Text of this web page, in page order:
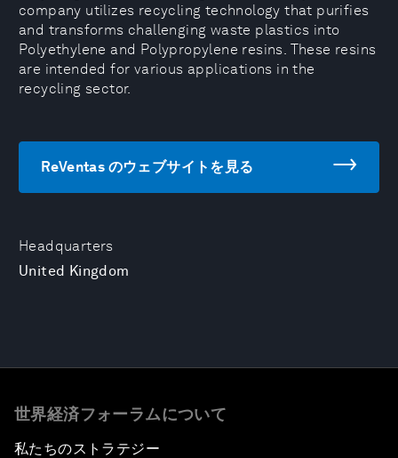
Headquarters
United Kingdom
company utilizes recycling technology that purifies
and transforms challenging waste plastics into
Polyethylene and Polypropylene resins. These resins
are intended for various applications in the
recycling sector.
ReVentas のウェブサイトを見る
世界経済フォーラムについて
私たちのストラテジー